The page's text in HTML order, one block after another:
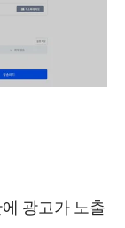
광고가 노출